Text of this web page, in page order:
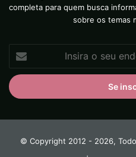
completa para quem busca
sobre os temas
seu
endereço
de
© Copyright 2012 - 2026,